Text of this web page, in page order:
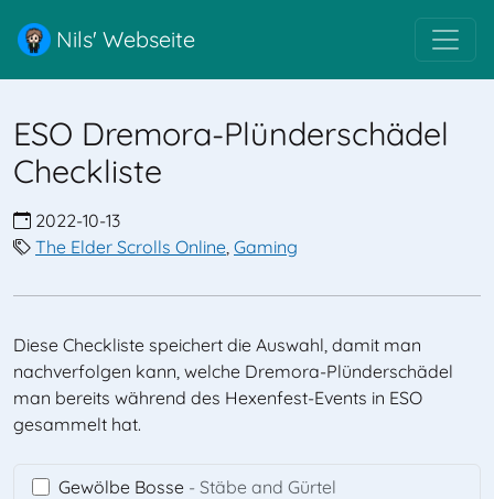
Nils' Webseite
ESO Dremora-Plünderschädel
Checkliste
2022-10-13
The Elder Scrolls Online, Gaming
Diese Checkliste speichert die Auswahl, damit man
nachverfolgen kann, welche Dremora-Plünderschädel
man bereits während des Hexenfest-Events in ESO
gesammelt hat.
Gewölbe Bosse - Stäbe and Gürtel